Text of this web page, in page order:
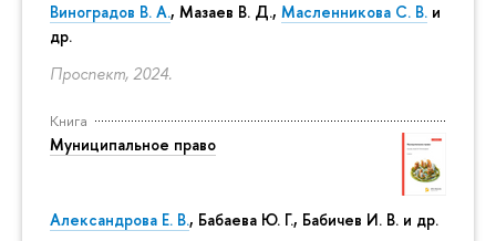
Виноградов В. А., Мазаев В. Д., Масленникова С. В. и
др.
Проспект, 2024.
Книга
Муниципальное право
Александрова Е. В., Бабаева Ю. Г., Бабичев И. В. и др.